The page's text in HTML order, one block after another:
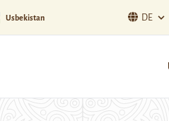
Usbekistan DE